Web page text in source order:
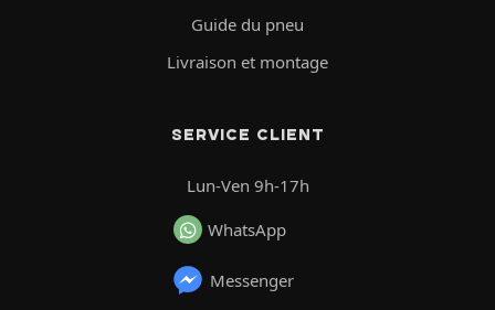
Guide du pneu
Livraison et montage
SERVICE CLIENT
Lun-Ven 9h-17h
WhatsApp
Messenger